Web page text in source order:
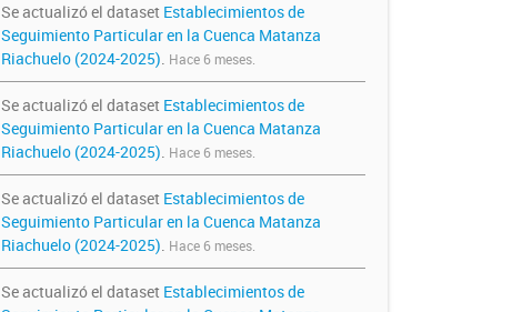
Se actualizó el dataset Establecimientos de
Seguimiento Particular en la Cuenca Matanza
Riachuelo (2024-2025). Hace 6 meses.
Se actualizó el dataset Establecimientos de
Seguimiento Particular en la Cuenca Matanza
Riachuelo (2024-2025). Hace 6 meses.
Se actualizó el dataset Establecimientos de
Seguimiento Particular en la Cuenca Matanza
Riachuelo (2024-2025). Hace 6 meses.
Se actualizó el dataset Establecimientos de